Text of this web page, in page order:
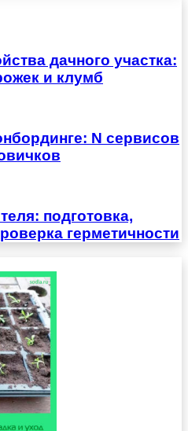
дачного участка:
и клумб
N сервисов
подготовка,
герметичности